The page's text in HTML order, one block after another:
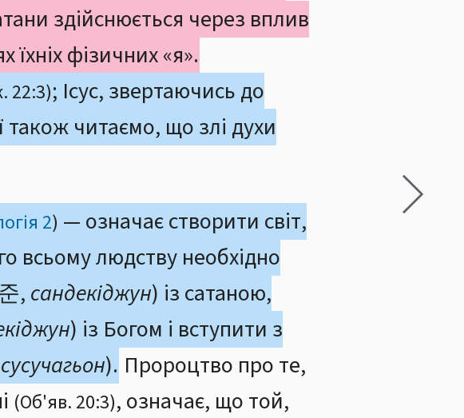
здійснюється через вплив
їхніх фізичних «я».
22:3); Ісус, звертаючись до
також читаємо, що злі духи
2) — означає створити світ,
всьому людству необхідно
, сандекіджун) із сатаною,
) із Богом і вступити з
сусучагьон). Пророцтво про те,
(Об'яв. 20:3), означає, що той,